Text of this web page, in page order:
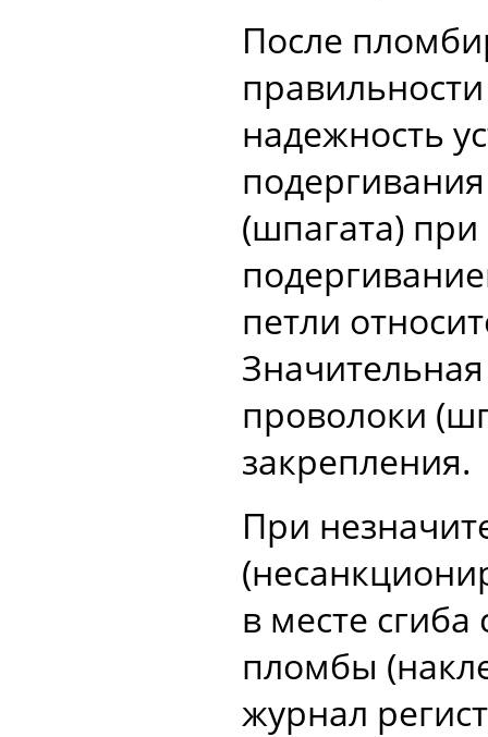
После
надежность
(шпагата)
петли
проволоки
закрепления.
При
в месте
пломбы
журнал